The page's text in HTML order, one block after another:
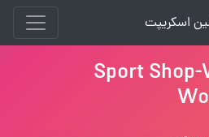
اسکریپت
Sport